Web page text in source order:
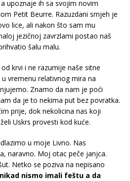
upoznaje ih sa svojim novim
Petit Beurre. Razuzdani smjeh je
lice, ali nakon što sam mu
jezičnoj zavrzlami postao naš
šalu malu.
krvi i ne razumije naše sitne
vremenu relativnog mira na
Znamo da nam je poći
da je to nekima put bez povratka.
prije, dok nekolicina nas koji
Uskrs provesti kod kuće.
u moje Livno. Nas
naravno. Moj otac peče janjca.
Netko se poziva na nepisano
nikad nismo imali feštu a da